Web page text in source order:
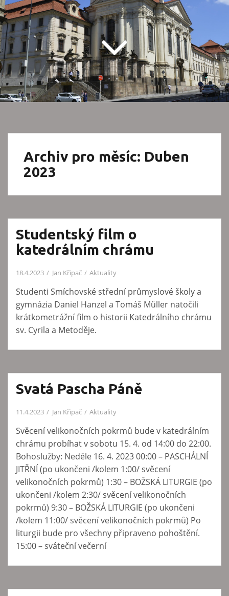
Archiv pro měsíc: Duben
2023
Studentský film o
katedrálním chrámu
18.4.2023 Jan Křipač Aktuality
Studenti Smíchovské střední průmyslové školy a
gymnázia Daniel Hanzel a Tomáš Müller natočili
krátkometrážní film o historii Katedrálního chrámu
sv. Cyrila a Metoděje.
Svatá Pascha Páně
11.4.2023 Jan Křipač Aktuality
Svěcení velikonočních pokrmů bude v katedrálním
chrámu probíhat v sobotu 15. 4. od 14:00 do 22:00.
Bohoslužby: Neděle 16. 4. 2023 00:00 – PASCHÁLNÍ
JITŘNÍ (po ukončeni /kolem 1:00/ svěcení
velikonočních pokrmů) 1:30 – BOŽSKÁ LITURGIE (po
ukončeni /kolem 2:30/ svěcení velikonočních
pokrmů) 9:30 – BOŽSKÁ LITURGIE (po ukončeni
/kolem 11:00/ svěcení velikonočních pokrmů) Po
liturgii bude pro všechny připraveno pohoštění.
15:00 – sváteční večerní